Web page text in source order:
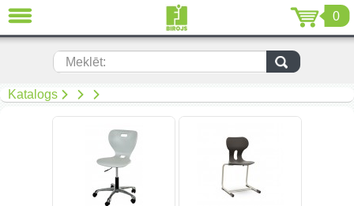
0
Meklēt:
Katalogs
AIZVĒRT
EN RU
(299)
Mīkstās mēbeles (67)